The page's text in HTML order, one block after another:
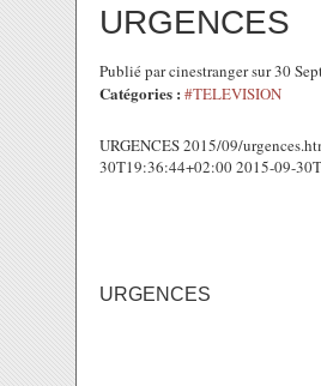
URGENCES
Publié par cinestranger sur 30
Catégories : #TELEVISION
URGENCES 2015/09/
30T19:36:44+02:00 2015-09-
URGENCES